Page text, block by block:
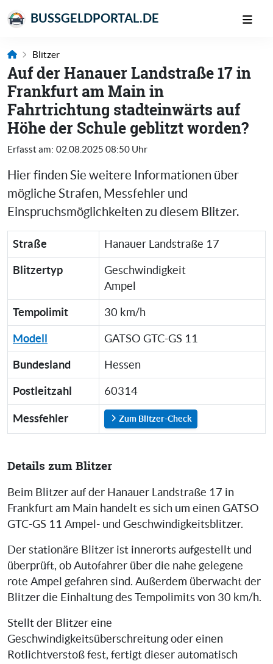
BUSSGELDPORTAL.DE
Blitzer
Auf der Hanauer Landstraße 17 in
Frankfurt am Main in
Fahrtrichtung stadteinwärts auf
Höhe der Schule geblitzt worden?
Erfasst am: 02.08.2025 08:50 Uhr
Hier finden Sie weitere Informationen über
mögliche Strafen, Messfehler und
Einspruchsmöglichkeiten zu diesem Blitzer.
Straße Hanauer Landstraße 17
Blitzertyp
Geschwindigkeit
Ampel
Tempolimit 30 km/h
Modell GATSO GTC-GS 11
Bundesland Hessen
Postleitzahl 60314
Messfehler Zum Blitzer-Check
Details zum Blitzer
Beim Blitzer auf der Hanauer Landstraße 17 in
Frankfurt am Main handelt es sich um einen GATSO
GTC-GS 11 Ampel- und Geschwindigkeitsblitzer.
Der stationäre Blitzer ist innerorts aufgestellt und
überprüft, ob Autofahrer über die nahe gelegene
rote Ampel gefahren sind. Außerdem überwacht der
Blitzer die Einhaltung des Tempolimits von 30 km/h.
Stellt der Blitzer eine
Geschwindigkeitsüberschreitung oder einen
Rotlichtverstoß fest, fertigt dieser automatisch